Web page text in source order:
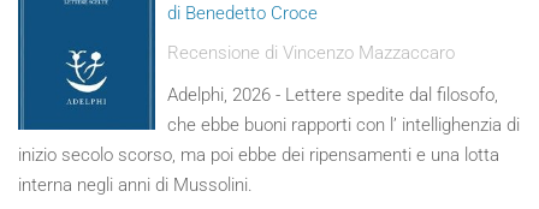
di Benedetto Croce
Recensione di Vincenzo Mazzaccaro
Adelphi, 2026 - Lettere spedite dal filosofo,
che ebbe buoni rapporti con l’ intellighenzia di
inizio secolo scorso, ma poi ebbe dei ripensamenti e una lotta
interna negli anni di Mussolini.